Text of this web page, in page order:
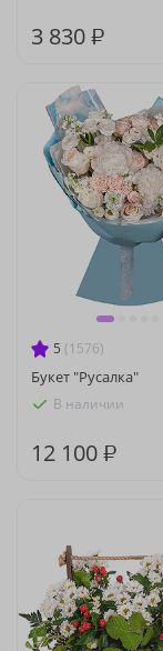
3 830 ₽
5 (1576)
Букет "Русалка"
В наличии
12 100 ₽